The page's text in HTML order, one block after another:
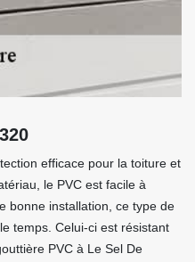
efficace pour la toiture et
le PVC est facile à
bonne installation, ce type de
temps. Celui-ci est résistant
PVC à Le Sel De